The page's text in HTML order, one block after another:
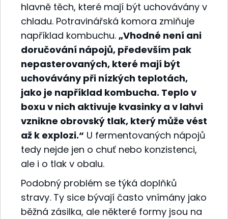
hlavně těch, které mají být uchovávány v
chladu. Potravinářská komora zmiňuje
například kombuchu. „Vhodné není ani
doručování nápojů, především pak
nepasterovaných, které mají být
uchovávány při nízkých teplotách,
jako je například kombucha. Teplo v
boxu v nich aktivuje kvasinky a v lahvi
vznikne obrovský tlak, který může vést
až k explozi.“ U fermentovaných nápojů
tedy nejde jen o chuť nebo konzistenci,
ale i o tlak v obalu.
Podobný problém se týká doplňků
stravy. Ty sice bývají často vnímány jako
běžná zásilka, ale některé formy jsou na